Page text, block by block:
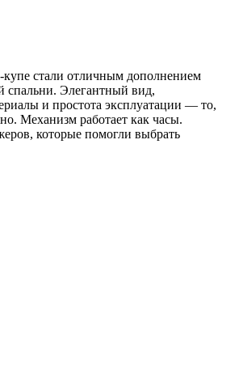
купе стали отличным дополнением
спальни. Элегантный вид,
и простота эксплуатации — то,
Механизм работает как часы.
которые помогли выбрать